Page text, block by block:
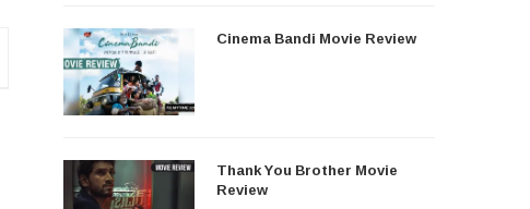
Cinema Bandi Movie Review
Thank You Brother Movie
Review